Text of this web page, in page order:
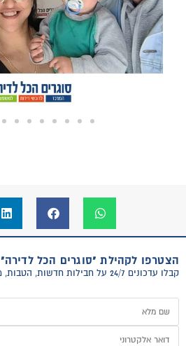
הצטרפו לקהילת "סוגרים הכל לדירה"
קבלו עדכונים 24/7 על חבילות חדשות, הטבות, מבצעים וטיפים למעבר דירה!